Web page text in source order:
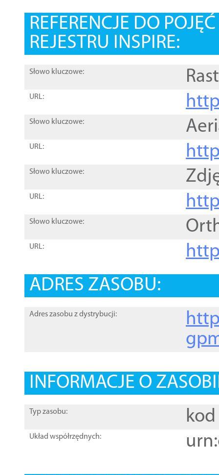
REFERENCJE DO
REJESTRU INSPIRE:
Słowo kluczowe:
URL:
Słowo kluczowe:
URL:
Słowo kluczowe:
URL:
Słowo kluczowe:
URL:
ADRES ZASOBU:
Adres zasobu z dystrybucji:
INFORMACJE O
Typ zasobu: kod
Układ współrzędnych: